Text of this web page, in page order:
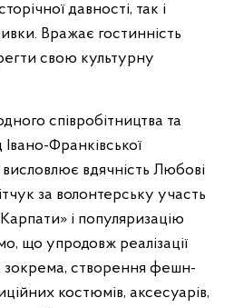
давності, так і
Вражає гостинність
свою культурну
співробітництва та
Івано-Франківської
висловлює вдячність Любові
за волонтерську участь
і популяризацію
що упродовж реалізації
зокрема, створення фешн-
костюмів, аксесуарів,